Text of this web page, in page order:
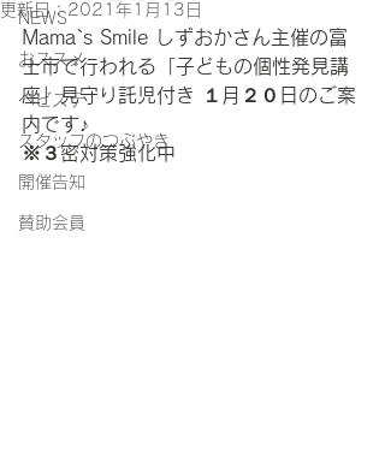
NEWS
おススメ
ベビステ
スタッフのつぶやき
開催告知
賛助会員
更新日：2021年1月13日
Mama`s Smile しずおかさん主催の富
士市で行われる「子どもの個性発見講
座」見守り託児付き １月２０日のご案
内です♪
※３密対策強化中